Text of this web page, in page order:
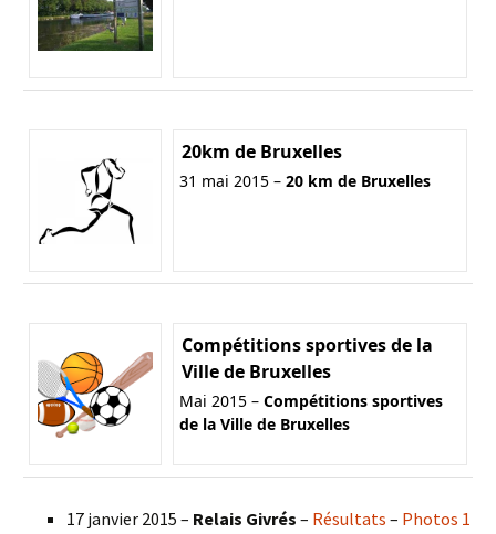
20km de Bruxelles
31 mai 2015 – 20 km de Bruxelles
Compétitions sportives de la
Ville de Bruxelles
Mai 2015 – Compétitions sportives
de la Ville de Bruxelles
17 janvier 2015 – Relais Givrés – Résultats – Photos 1